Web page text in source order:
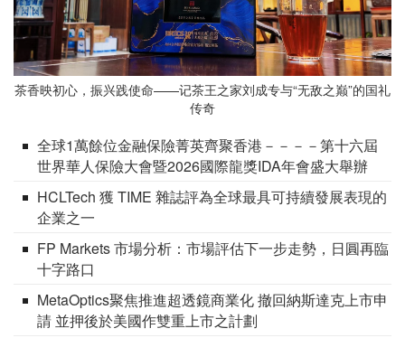
茶香映初心，振兴践使命——记茶王之家刘成专与“无敌之巅”的国礼
传奇
全球1萬餘位金融保險菁英齊聚香港－－－－第十六屆
世界華人保險大會暨2026國際龍獎IDA年會盛大舉辦
HCLTech 獲 TIME 雜誌評為全球最具可持續發展表現的
企業之一
FP Markets 市場分析：市場評估下一步走勢，日圓再臨
十字路口
MetaOptics聚焦推進超透鏡商業化 撤回納斯達克上市申
請 並押後於美國作雙重上市之計劃